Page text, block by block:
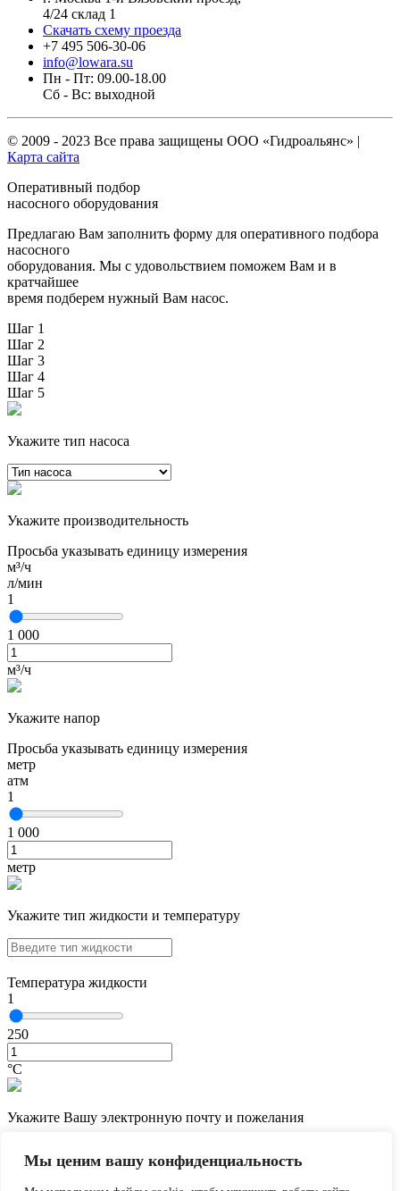
Мы ценим вашу конфиденциальность
4/24 склад 1
Скачать схему проезда
+7 495 506-30-06
info@lowara.su
Пн - Пт: 09.00-18.00
Сб - Вс: выходной
© 2009 - 2023 Все права защищены ООО «Гидроальянс» |
Карта сайта
Оперативный подбор
насосного оборудования
Предлагаю Вам заполнить форму для оперативного подбора
насосного
оборудования. Мы с удовольствием поможем Вам и в
кратчайшее
время подберем нужный Вам насос.
Шаг 1
Шаг 2
Шаг 3
Шаг 4
Шаг 5
Укажите тип насоса
Укажите производительность
Просьба указывать единицу измерения
м³/ч
л/мин
1
1 000
м³/ч
Укажите напор
Просьба указывать единицу измерения
метр
атм
1
1 000
метр
Укажите тип жидкости и температуру
Температура жидкости
1
250
°С
Укажите Вашу электронную почту и пожелания